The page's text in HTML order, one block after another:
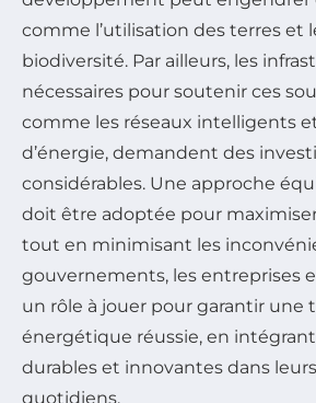
comme l’utilisation des terres et
biodiversité. Par ailleurs, les
nécessaires pour soutenir ces
comme les réseaux intelligents
d’énergie, demandent des
considérables. Une approche
doit être adoptée pour
tout en minimisant les
gouvernements, les entreprises
un rôle à jouer pour garantir une
énergétique réussie, en
durables et innovantes dans
quotidiens.